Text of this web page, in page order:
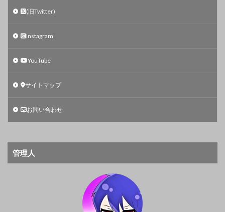
(旧Twitter)
Instagram
YouTube
サイトマップ
お問い合わせ
管理人